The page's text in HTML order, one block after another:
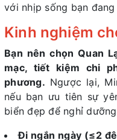
với nhịp sống bạn
Kinh nghiệm
Bạn nên chọn Quan
mạc, tiết kiệm chi
phương. Ngược lại,
nếu bạn ưu tiên sự
biển đẹp để nghỉ
Đi ngắn ngày (≤2